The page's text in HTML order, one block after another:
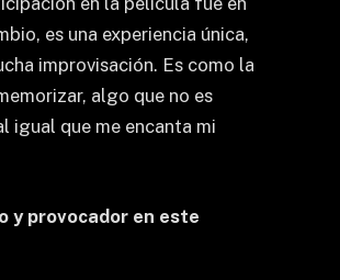
es una experiencia única,
improvisación. Es como la
algo que no es
igual que me encanta mi
y provocador en este